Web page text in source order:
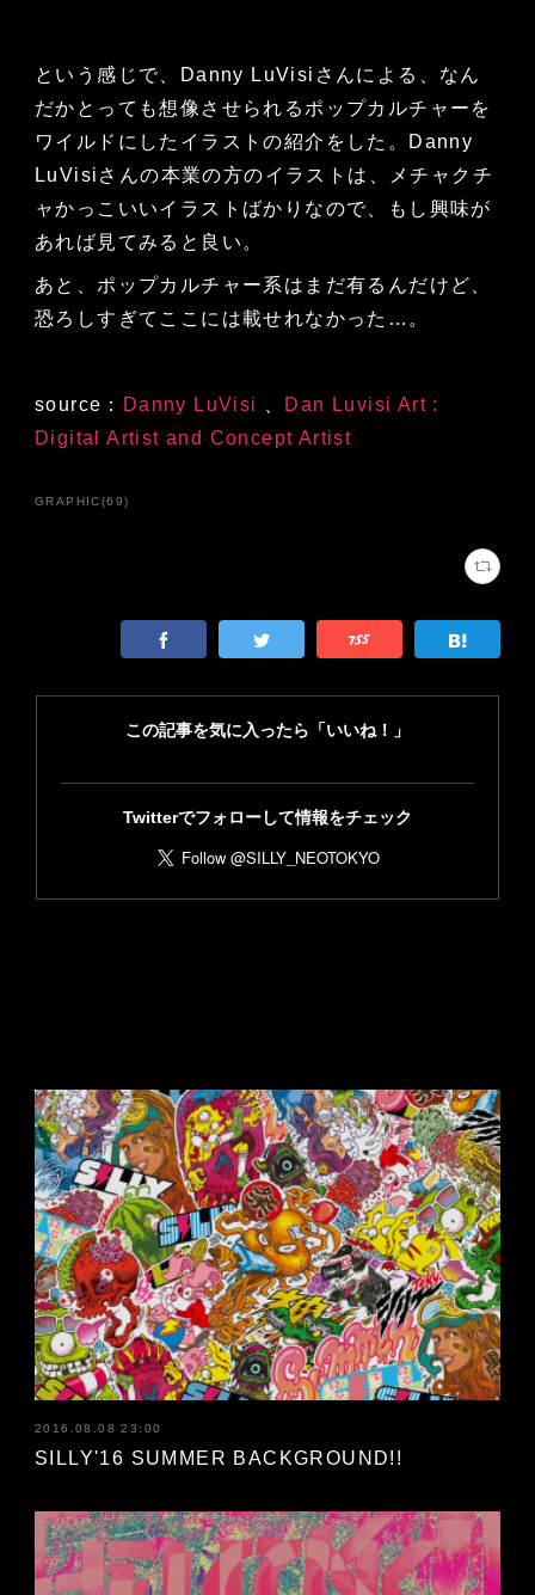
という感じで、Danny LuVisiさんによる、なん
だかとっても想像させられるポップカルチャーを
ワイルドにしたイラストの紹介をした。Danny
LuVisiさんの本業の方のイラストは、メチャクチ
ャかっこいいイラストばかりなので、もし興味が
あれば見てみると良い。
あと、ポップカルチャー系はまだ有るんだけど、
恐ろしすぎてここには載せれなかった…。
source： Danny LuVisi
Dan Luvisi Art :
Digital Artist and Concept Artist
GRAPHIC(69)
2016.08.08 23:00
SILLY'16 SUMMER BACKGROUND!!